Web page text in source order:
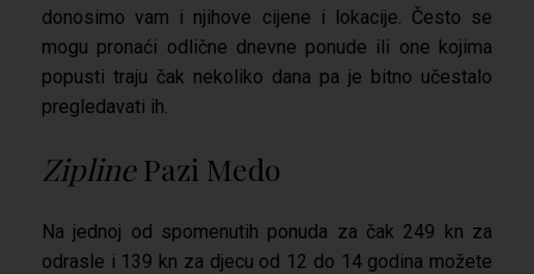
donosimo vam i njihove cijene i lokacije. Često se
mogu pronaći odlične dnevne ponude ili one kojima
popusti traju čak nekoliko dana pa je bitno učestalo
pregledavati ih.
ZiplinePazi Medo
Na jednoj od spomenutih ponuda za čak 249 kn za
odrasle i 139 kn za djecu od 12 do 14 godina možete